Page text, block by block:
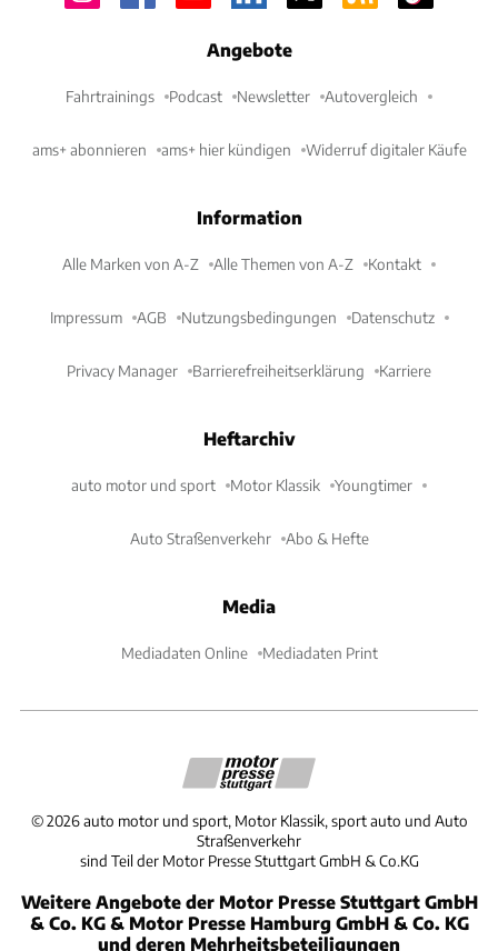
Angebote
Fahrtrainings Podcast Newsletter Autovergleich
ams+ abonnieren ams+ hier kündigen Widerruf digitaler Käufe
Information
Alle Marken von A-Z Alle Themen von A-Z Kontakt
Impressum AGB Nutzungsbedingungen Datenschutz
Privacy Manager Barrierefreiheitserklärung Karriere
Heftarchiv
auto motor und sport Motor Klassik Youngtimer
Auto Straßenverkehr Abo & Hefte
Media
Mediadaten Online Mediadaten Print
©2026 auto motor und sport, Motor Klassik, sport auto und Auto
Straßenverkehr
sind Teil der Motor Presse Stuttgart GmbH & Co.KG
Weitere Angebote der Motor Presse Stuttgart GmbH
& Co. KG & Motor Presse Hamburg GmbH & Co. KG
und deren Mehrheitsbeteiligungen